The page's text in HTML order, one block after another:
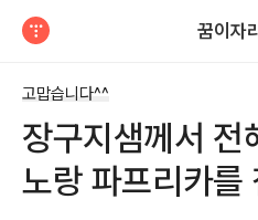
꿈이자
고맙습니다^^
장구지샘께서 전
노랑 파프리카를